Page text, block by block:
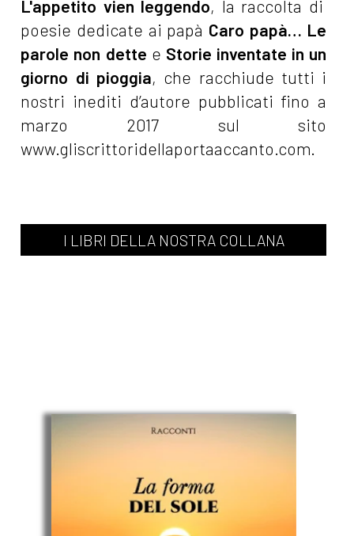
L'appetito vien leggendo, la raccolta di
poesie dedicate ai papà Caro papà… Le
parole non dette e Storie inventate in un
giorno di pioggia, che racchiude tutti i
nostri inediti d’autore pubblicati fino a
marzo 2017 sul sito
www.gliscrittoridellaportaaccanto.com.
I LIBRI DELLA NOSTRA COLLANA